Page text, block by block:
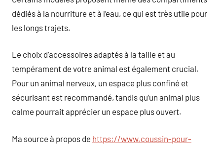
dédiés à la nourriture et à l’eau, ce qui est très utile pour
les longs trajets.
Le choix d’accessoires adaptés à la taille et au
tempérament de votre animal est également crucial.
Pour un animal nerveux, un espace plus confiné et
sécurisant est recommandé, tandis qu’un animal plus
calme pourrait apprécier un espace plus ouvert.
Ma source à propos de https://www.coussin-pour-